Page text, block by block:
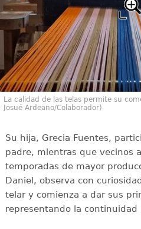
La calidad de las telas permite su
Josué Ardeano/Colaborador)
Su hija, Grecia Fuentes,
padre, mientras que vecinos
temporadas de mayor
Daniel, observa con
telar y comienza a dar sus
representando la continuidad